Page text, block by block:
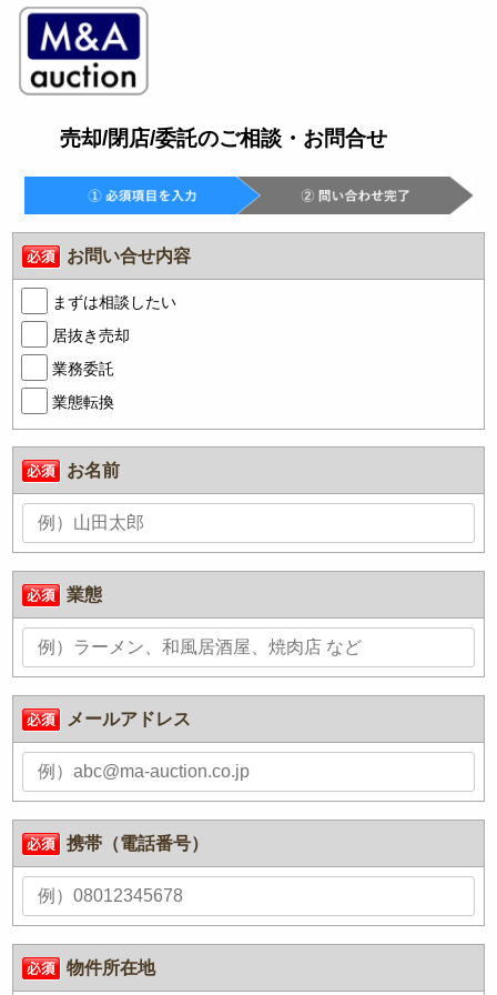
売却/閉店/委託のご相談・お問合せ
お問い合せ内容
まずは相談したい
居抜き売却
業務委託
業態転換
お名前
業態
メールアドレス
携帯（電話番号）
物件所在地